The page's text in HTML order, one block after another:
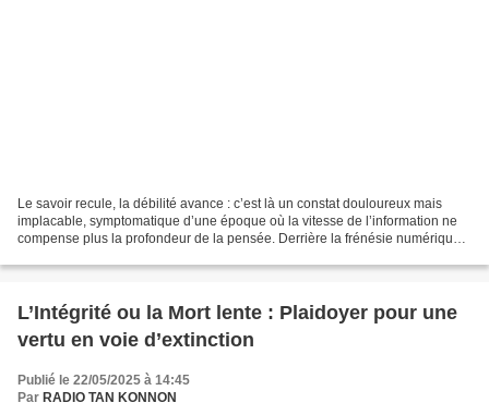
Le savoir recule, la débilité avance : c’est là un constat douloureux mais
implacable, symptomatique d’une époque où la vitesse de l’information ne
compense plus la profondeur de la pensée. Derrière la frénésie numérique
L’Intégrité ou la Mort lente : Plaidoyer pour une
vertu en voie d’extinction
Publié le 22/05/2025 à 14:45
Par RADIO TAN KONNON